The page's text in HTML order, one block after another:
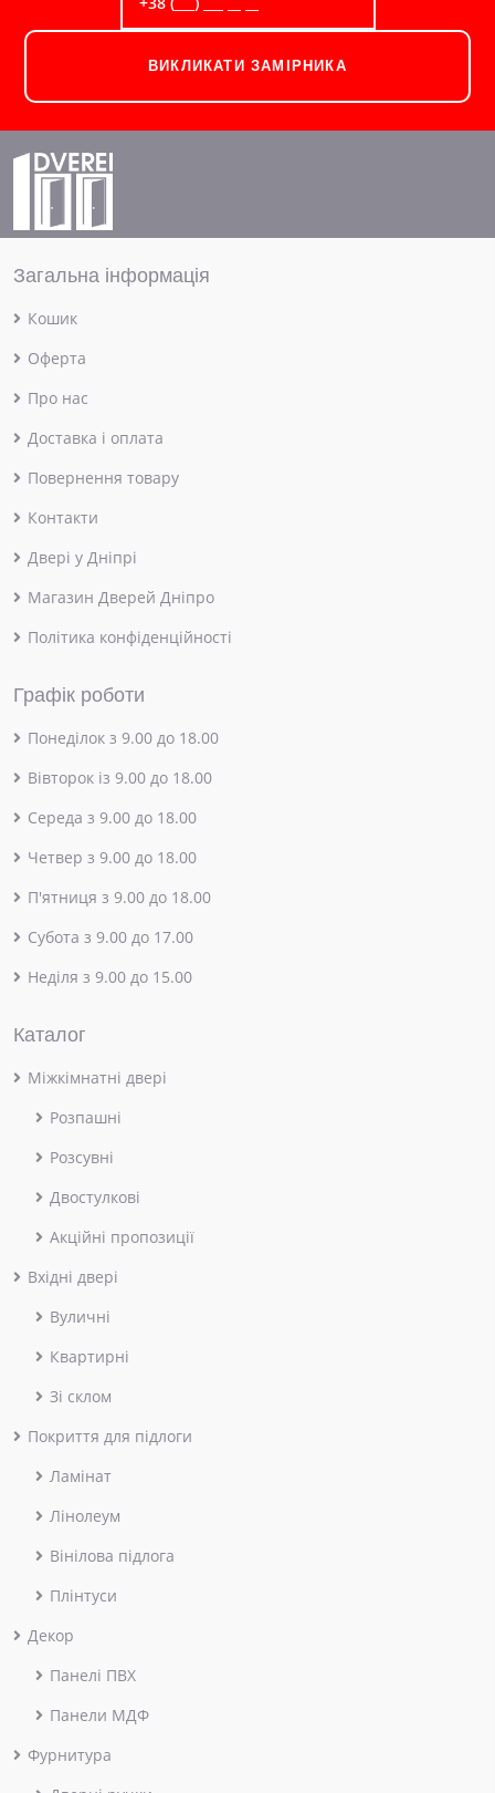
ВИКЛИКАТИ ЗАМІРНИКА
Загальна інформація
Кошик
Оферта
Про нас
Доставка і оплата
Повернення товару
Контакти
Двері у Дніпрі
Магазин Дверей Дніпро
Політика конфіденційності
Графік роботи
Понеділок з 9.00 до 18.00
Вівторок із 9.00 до 18.00
Середа з 9.00 до 18.00
Четвер з 9.00 до 18.00
П'ятниця з 9.00 до 18.00
Субота з 9.00 до 17.00
Неділя з 9.00 до 15.00
Каталог
Міжкімнатні двері
Розпашні
Розсувні
Двостулкові
Акційні пропозиції
Вхідні двері
Вуличні
Квартирні
Зі склом
Покриття для підлоги
Ламінат
Лінолеум
Вінілова підлога
Плінтуси
Декор
Панелі ПВХ
Панели МДФ
Фурнитура